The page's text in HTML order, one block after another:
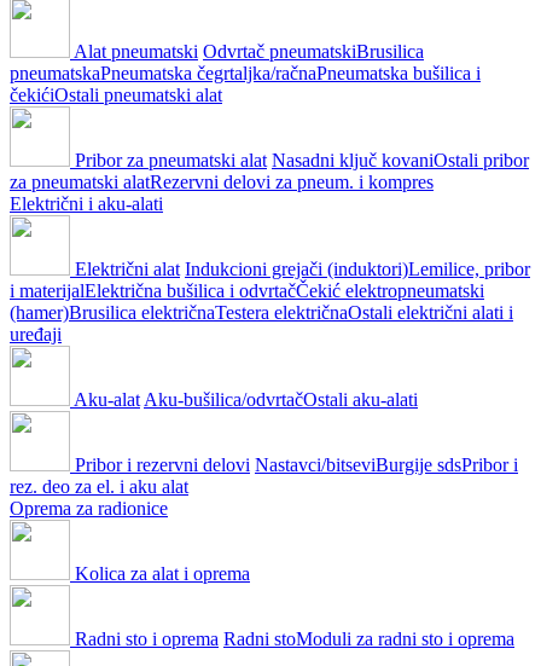
Alat pneumatski Odvrtač pneumatskiBrusilica
pneumatskaPneumatska čegrtaljka/račnaPneumatska bušilica i
čekićiOstali pneumatski alat
Pribor za pneumatski alat Nasadni ključ kovaniOstali pribor
za pneumatski alatRezervni delovi za pneum. i kompres
Električni i aku-alati
Električni alat Indukcioni grejači (induktori)Lemilice, pribor
i materijalElektrična bušilica i odvrtačČekić elektropneumatski
(hamer)Brusilica električnaTestera električnaOstali električni alati i
uređaji
Aku-alat Aku-bušilica/odvrtačOstali aku-alati
Pribor i rezervni delovi Nastavci/bitseviBurgije sdsPribor i
rez. deo za el. i aku alat
Oprema za radionice
Kolica za alat i oprema
Radni sto i oprema Radni stoModuli za radni sto i oprema